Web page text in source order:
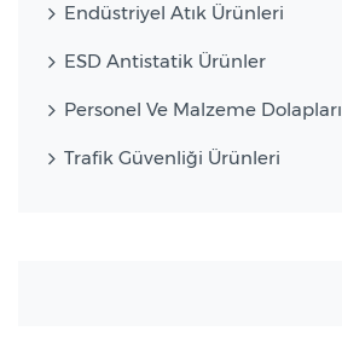
Endüstriyel Atık Ürünleri
ESD Antistatik Ürünler
Personel Ve Malzeme Dolapları
Trafik Güvenliği Ürünleri